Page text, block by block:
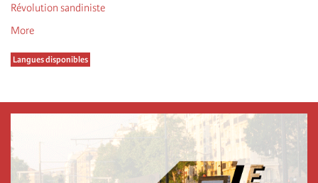
Révolution sandiniste
More
Langues disponibles